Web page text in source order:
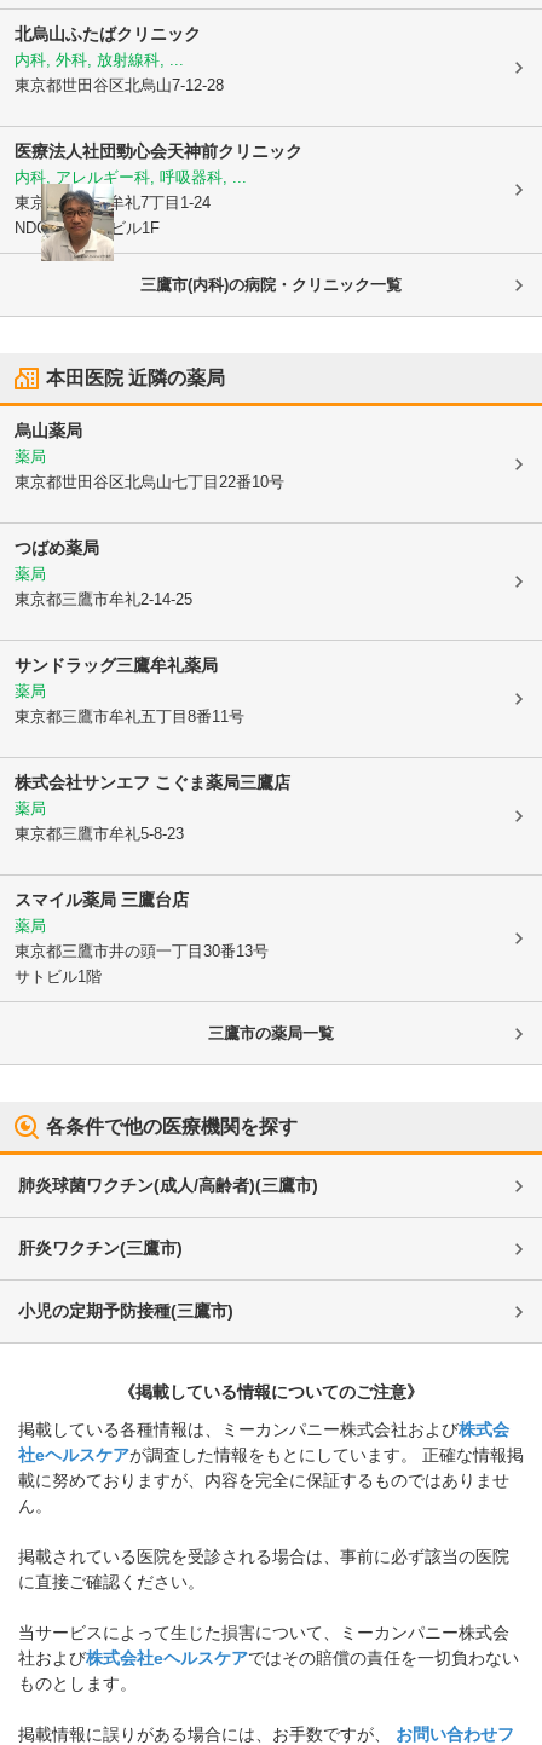
北烏山ふたばクリニック
内科, 外科, 放射線科, ...
東京都世田谷区北烏山7-12-28
医療法人社団勁心会天神前クリニック
内科, アレルギー科, 呼吸器科, ...
東京都三鷹市牟礼7丁目1-24
NDCスクエアビル1F
三鷹市(内科)の病院・クリニック一覧
本田医院近隣の薬局
烏山薬局
薬局
東京都世田谷区北烏山七丁目22番10号
つばめ薬局
薬局
東京都三鷹市牟礼2-14-25
サンドラッグ三鷹牟礼薬局
薬局
東京都三鷹市牟礼五丁目8番11号
株式会社サンエフ こぐま薬局三鷹店
薬局
東京都三鷹市牟礼5-8-23
スマイル薬局 三鷹台店
薬局
東京都三鷹市井の頭一丁目30番13号
サトビル1階
三鷹市の薬局一覧
各条件で他の医療機関を探す
肺炎球菌ワクチン(成人/高齢者)(三鷹市)
肝炎ワクチン(三鷹市)
小児の定期予防接種(三鷹市)
《掲載している情報についてのご注意》
掲載している各種情報は、ミーカンパニー株式会社および株式会
社eヘルスケアが調査した情報をもとにしています。 正確な情報掲
載に努めておりますが、内容を完全に保証するものではありませ
ん。
掲載されている医院を受診される場合は、事前に必ず該当の医院
に直接ご確認ください。
当サービスによって生じた損害について、ミーカンパニー株式会
社および株式会社eヘルスケアではその賠償の責任を一切負わない
ものとします。
掲載情報に誤りがある場合には、お手数ですが、
お問い合わせフ